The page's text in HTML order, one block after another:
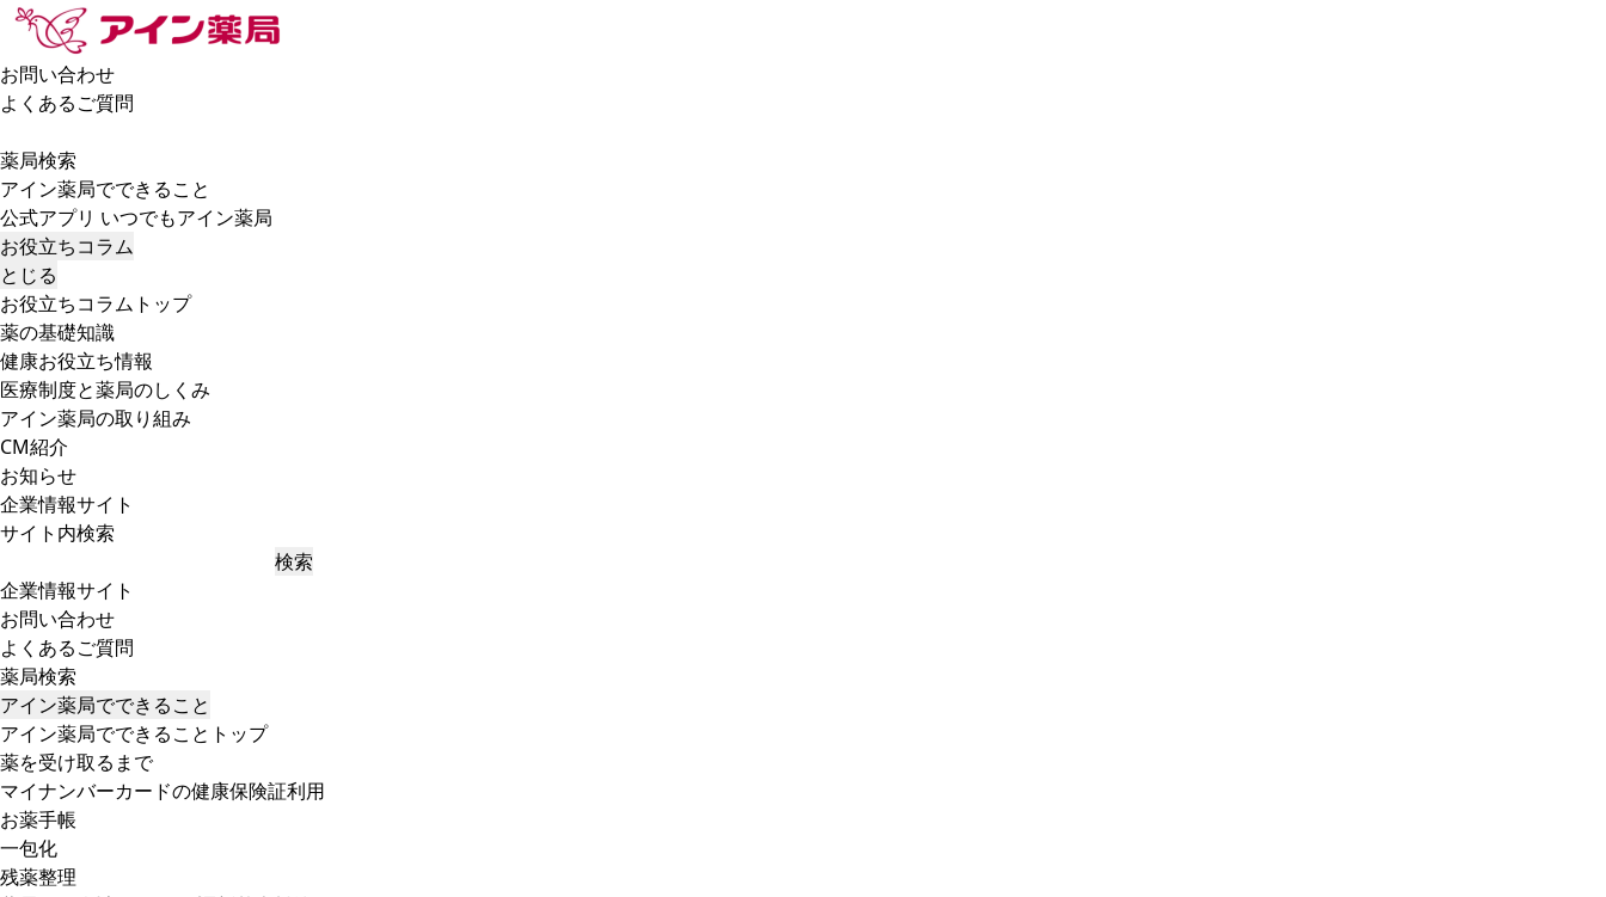
お問い合わせ
よくあるご質問
薬局検索
アイン薬局でできること
公式アプリ いつでもアイン薬局
お役立ちコラム
とじる
お役立ちコラムトップ
薬の基礎知識
健康お役立ち情報
医療制度と薬局のしくみ
アイン薬局の取り組み
CM紹介
お知らせ
企業情報サイト
サイト内検索
検索
企業情報サイト
お問い合わせ
よくあるご質問
薬局検索
アイン薬局でできること
アイン薬局でできることトップ
薬を受け取るまで
マイナンバーカードの健康保険証利用
お薬手帳
一包化
残薬整理